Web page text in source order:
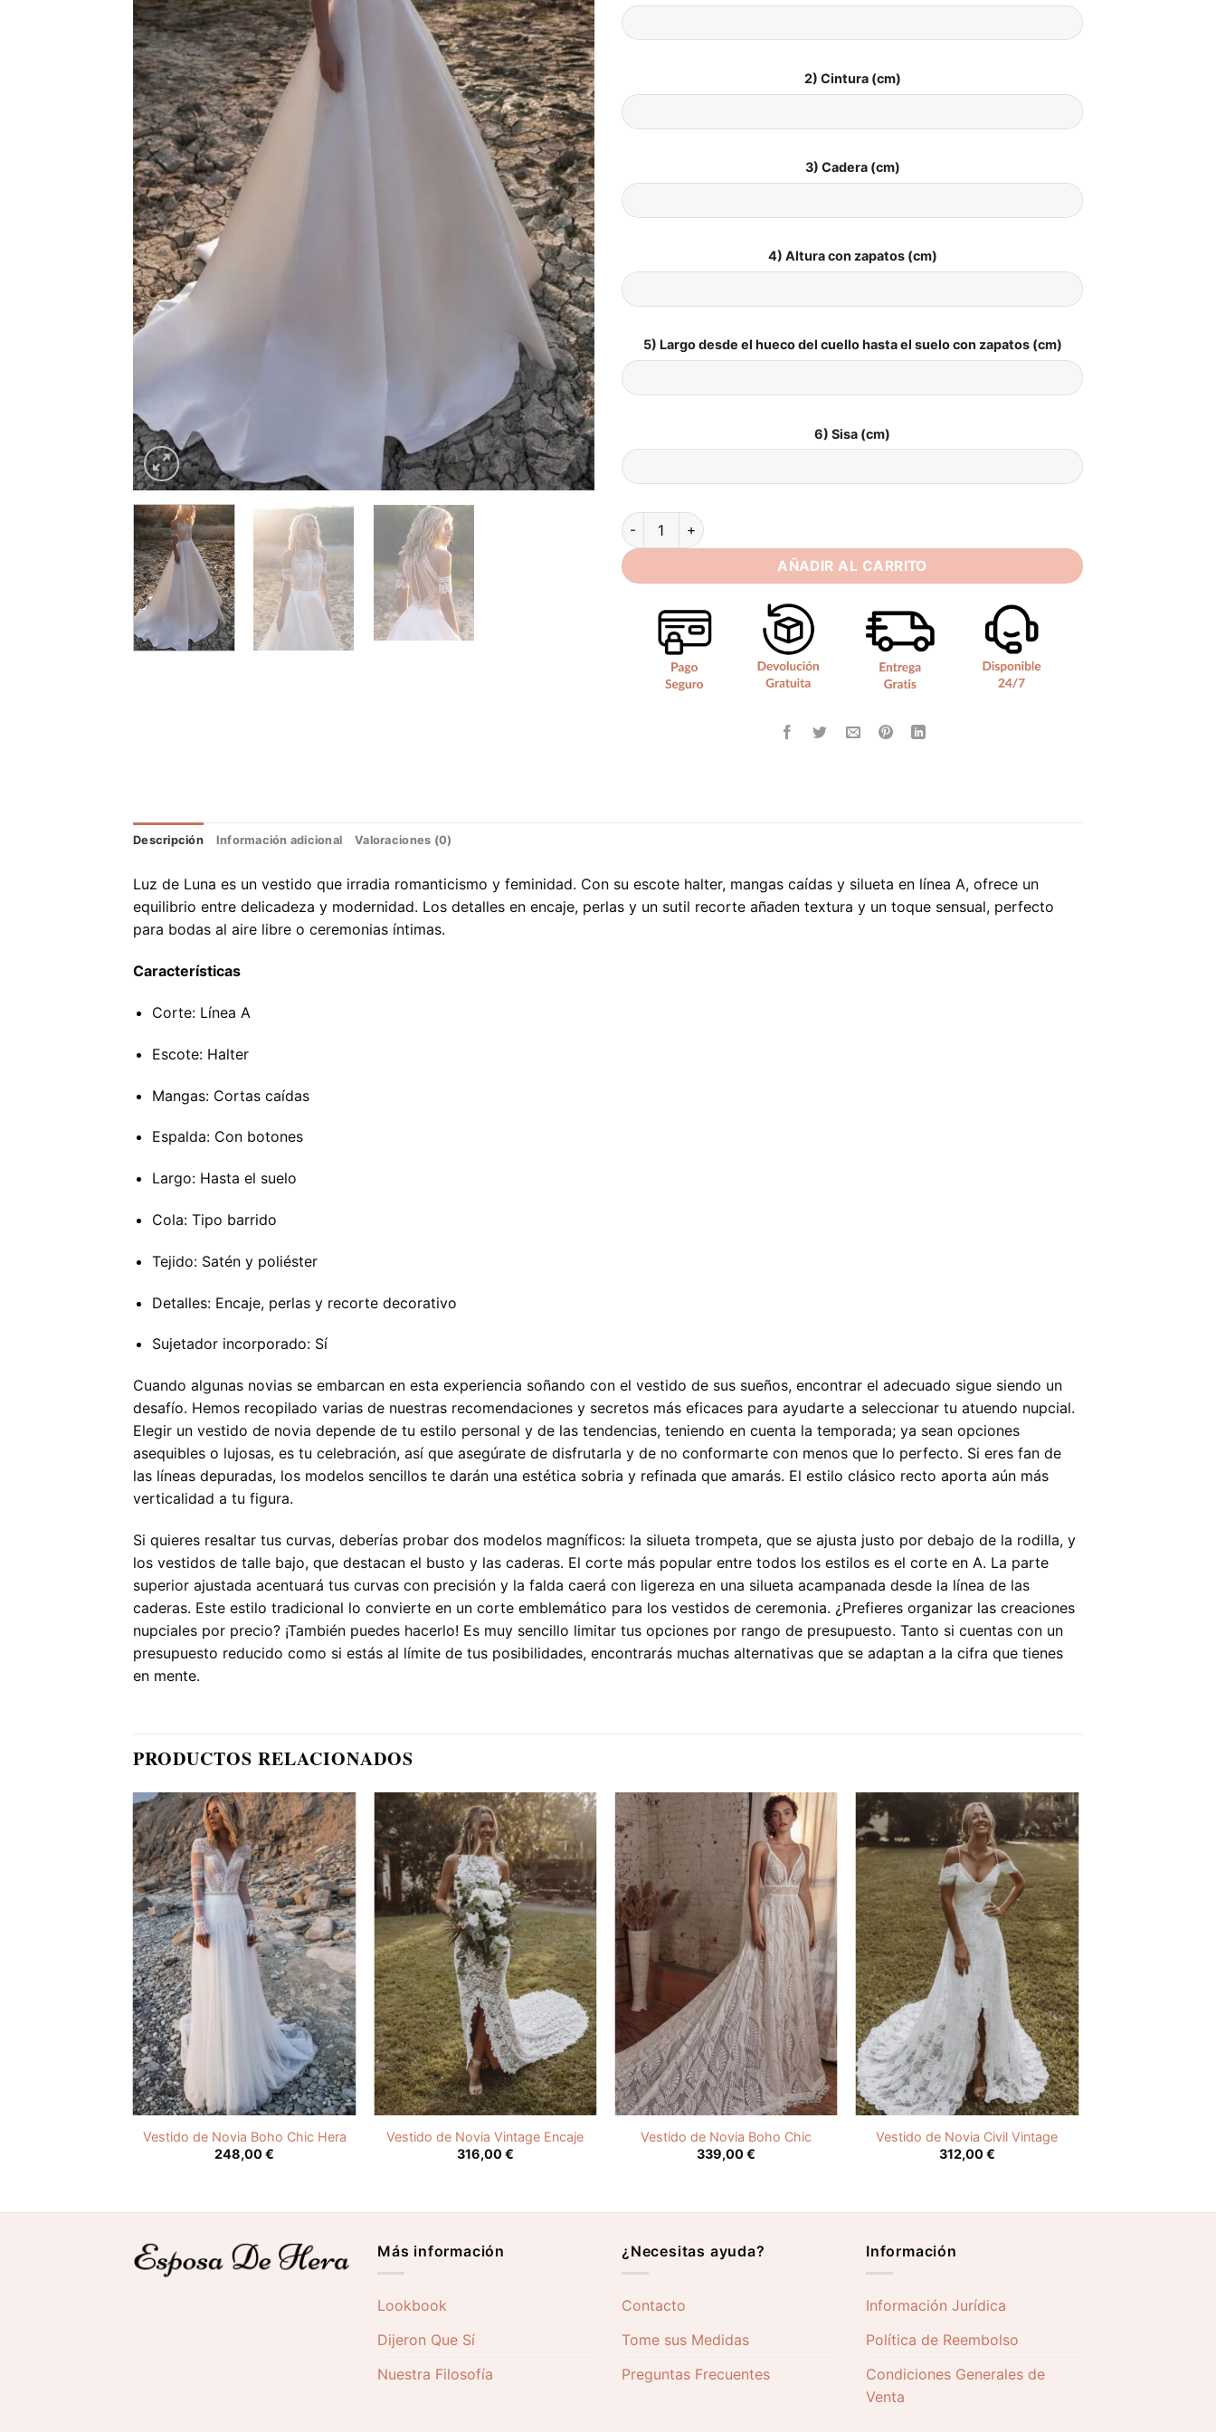
2) Cintura (cm)
3) Cadera (cm)
4) Altura con zapatos (cm)
5) Largo desde el hueco del cuello hasta el suelo con zapatos (cm)
6) Sisa (cm)
Vestidos de Novia Boho Luz de Luna cantidad
AÑADIR AL CARRITO
Descripción Información adicional Valoraciones (0)
Luz de Luna es un vestido que irradia romanticismo y feminidad. Con su escote halter, mangas caídas y silueta en línea A, ofrece un
equilibrio entre delicadeza y modernidad. Los detalles en encaje, perlas y un sutil recorte añaden textura y un toque sensual, perfecto
para bodas al aire libre o ceremonias íntimas.
Características
Corte: Línea A
Escote: Halter
Mangas: Cortas caídas
Espalda: Con botones
Largo: Hasta el suelo
Cola: Tipo barrido
Tejido: Satén y poliéster
Detalles: Encaje, perlas y recorte decorativo
Sujetador incorporado: Sí
Cuando algunas novias se embarcan en esta experiencia soñando con el vestido de sus sueños, encontrar el adecuado sigue siendo un
desafío. Hemos recopilado varias de nuestras recomendaciones y secretos más eficaces para ayudarte a seleccionar tu atuendo nupcial.
Elegir un vestido de novia depende de tu estilo personal y de las tendencias, teniendo en cuenta la temporada; ya sean opciones
asequibles o lujosas, es tu celebración, así que asegúrate de disfrutarla y de no conformarte con menos que lo perfecto. Si eres fan de
las líneas depuradas, los modelos sencillos te darán una estética sobria y refinada que amarás. El estilo clásico recto aporta aún más
verticalidad a tu figura.
Si quieres resaltar tus curvas, deberías probar dos modelos magníficos: la silueta trompeta, que se ajusta justo por debajo de la rodilla, y
los vestidos de talle bajo, que destacan el busto y las caderas. El corte más popular entre todos los estilos es el corte en A. La parte
superior ajustada acentuará tus curvas con precisión y la falda caerá con ligereza en una silueta acampanada desde la línea de las
caderas. Este estilo tradicional lo convierte en un corte emblemático para los vestidos de ceremonia. ¿Prefieres organizar las creaciones
nupciales por precio? ¡También puedes hacerlo! Es muy sencillo limitar tus opciones por rango de presupuesto. Tanto si cuentas con un
presupuesto reducido como si estás al límite de tus posibilidades, encontrarás muchas alternativas que se adaptan a la cifra que tienes
en mente.
PRODUCTOS RELACIONADOS
Vestido de Novia Boho Chic Hera
248,00€
Vestido de Novia Vintage Encaje
316,00€
Vestido de Novia Boho Chic
339,00€
Vestido de Novia Civil Vintage
312,00€
Más información
Lookbook
Dijeron Que Sí
Nuestra Filosofía
¿Necesitas ayuda?
Contacto
Tome sus Medidas
Preguntas Frecuentes
Información
Información Jurídica
Política de Reembolso
Condiciones Generales de
Venta